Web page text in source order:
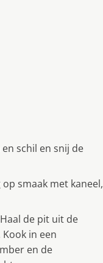
schil en snij de
smaak met kaneel,
de pit uit de
in een
en de